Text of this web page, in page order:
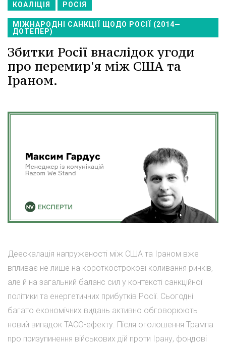
КОАЛІЦІЯ РОСІЯ
МІЖНАРОДНІ САНКЦІЇ ЩОДО РОСІЇ (2014—
ДОТЕПЕР)
Збитки Росії внаслідок угоди
про перемир'я між США та
Іраном.
Деескалація напруженості між США та Іраном вже
впливає не лише на короткострокові коливання ринків,
але й на загальний баланс сил у контексті санкційної
політики та енергетичних прибутків Росії. Сьогодні
багато економічних видань активно обговорюють
новий випадок TACO-ефекту. Після оголошення Трампа
про призупинення військових дій проти Ірану, фондові